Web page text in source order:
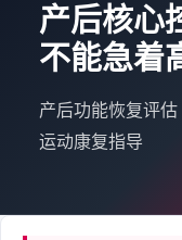
产后核心
不能急着
产后功能恢复评
运动康复指导